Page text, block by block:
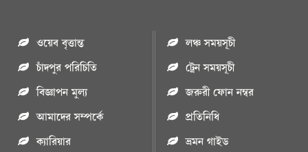
ওয়েব বৃত্তান্ত
চাঁদপুর পরিচিতি
বিজ্ঞাপন মুল্য
আমাদের সম্পর্কে
ক্যারিয়ার
লঞ্চ সময়সূচী
ট্রেন সময়সূচী
জরুরী ফোন নম্বর
প্রতিনিধি
ভ্রমন গাইড